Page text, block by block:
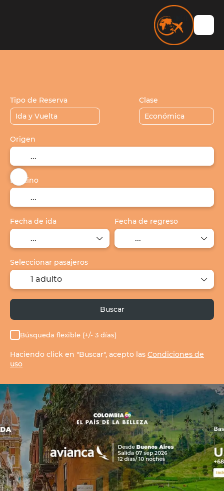
Tipo de Reserva Clase
Origen
Destino
Fecha de ida Fecha de regreso
Seleccionar pasajeros
1 adulto
Buscar
Búsqueda flexible (+/- 3 días)
Haciendo click en "Buscar", acepto las Condiciones de
uso